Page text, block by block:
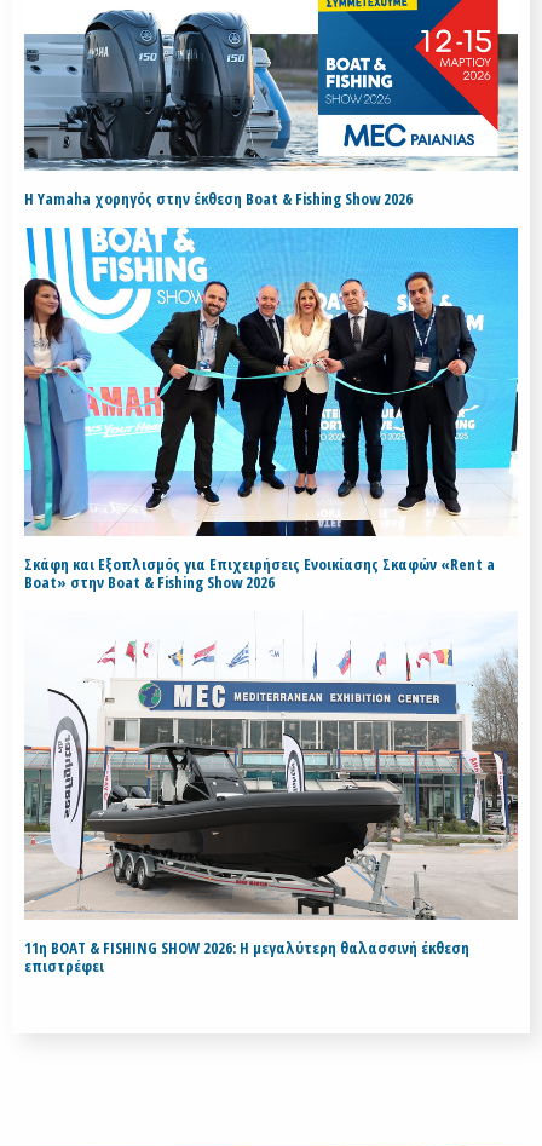
H Yamaha χορηγός στην έκθεση Boat & Fishing Show 2026
Σκάφη και Εξοπλισμός για Επιχειρήσεις Ενοικίασης Σκαφών «Rent a
Boat» στην Boat & Fishing Show 2026
11η BOAT & FISHING SHOW 2026: Η μεγαλύτερη θαλασσινή έκθεση
επιστρέφει